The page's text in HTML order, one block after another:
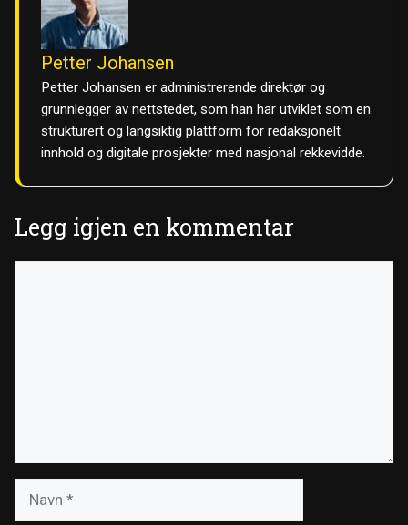
Petter Johansen
Petter Johansen er administrerende direktør og
grunnlegger av nettstedet, som han har utviklet som en
strukturert og langsiktig plattform for redaksjonelt
innhold og digitale prosjekter med nasjonal rekkevidde.
Legg igjen en kommentar